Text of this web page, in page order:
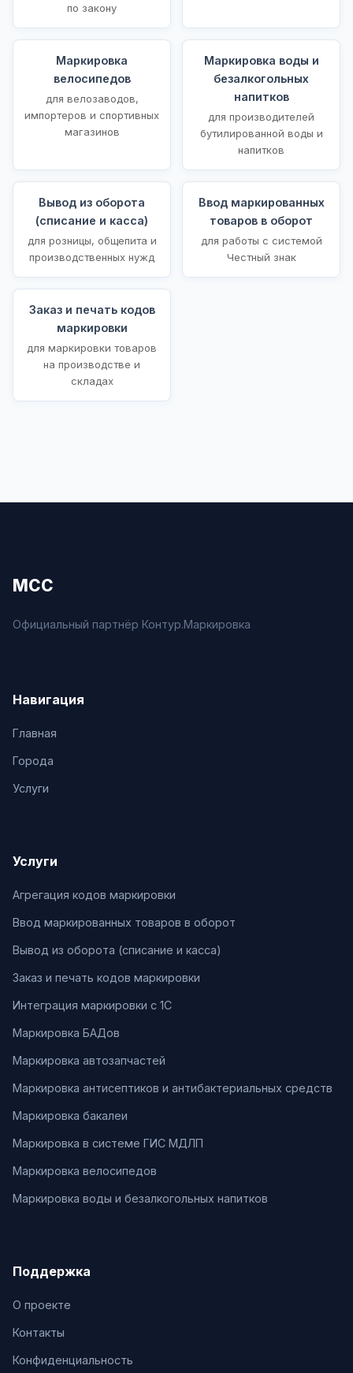
по закону
Маркировка
велосипедов
для велозаводов,
импортеров и спортивных
магазинов
Маркировка воды и
безалкогольных
напитков
для производителей
бутилированной воды и
напитков
Вывод из оборота
(списание и касса)
для розницы, общепита и
производственных нужд
Ввод маркированных
товаров в оборот
для работы с системой
Честный знак
Заказ и печать кодов
маркировки
для маркировки товаров
на производстве и
складах
МСС
Официальный партнёр Контур.Маркировка
Навигация
Главная
Города
Услуги
Услуги
Агрегация кодов маркировки
Ввод маркированных товаров в оборот
Вывод из оборота (списание и касса)
Заказ и печать кодов маркировки
Интеграция маркировки с 1С
Маркировка БАДов
Маркировка автозапчастей
Маркировка антисептиков и антибактериальных средств
Маркировка бакалеи
Маркировка в системе ГИС МДЛП
Маркировка велосипедов
Маркировка воды и безалкогольных напитков
Поддержка
О проекте
Контакты
Конфиденциальность